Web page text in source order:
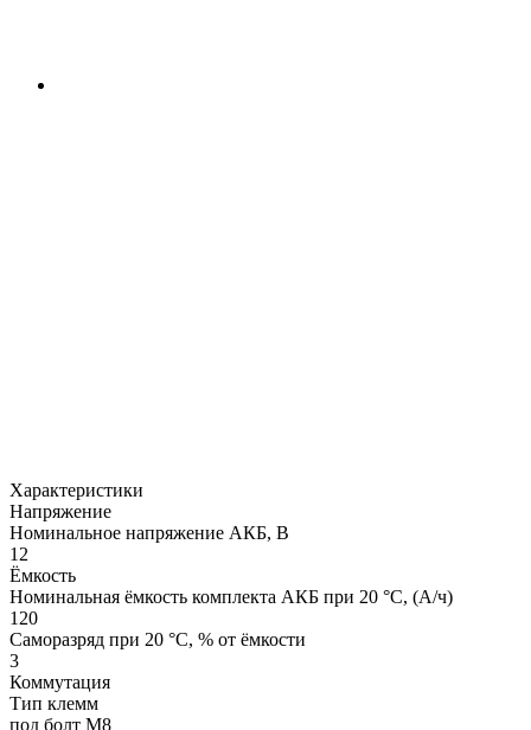
Характеристики
Напряжение
Номинальное напряжение АКБ, В
12
Ёмкость
Номинальная ёмкость комплекта АКБ при 20 °С, (А/ч)
120
Саморазряд при 20 °С, % от ёмкости
3
Коммутация
Тип клемм
под болт M8